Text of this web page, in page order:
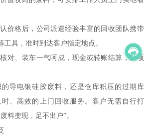
认价格后，公司派遣经验丰富的回收团队携带
工具，准时到达客户指定地点。
核对、装车一气呵成，现金或转账结算，款项
导电银硅胶废料，还是仓库积压的过期库
、高效的上门回收服务。客户无需自行打
料变现，足不出户”。